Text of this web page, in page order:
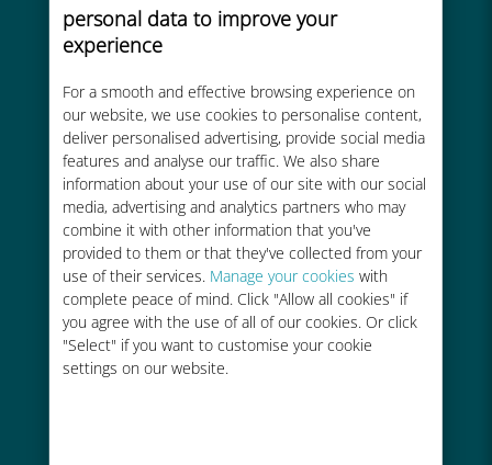
personal data to improve your
experience
For a smooth and effective browsing experience on
our website, we use cookies to personalise content,
deliver personalised advertising, provide social media
features and analyse our traffic. We also share
information about your use of our site with our social
media, advertising and analytics partners who may
combine it with other information that you've
provided to them or that they've collected from your
use of their services. Manage your cookies with
complete peace of mind. Click "Allow all cookies" if
you agree with the use of all of our cookies. Or click
"Select" if you want to customise your cookie
settings on our website.
200以上の国と地域で使える、国際
的な高品位のセルラー通信です
コストパフォーマンス
お客様が普段お使いのキャリアでロ
ーミングサービスを使った場合に比
べて最大で90％の節約が可能です。